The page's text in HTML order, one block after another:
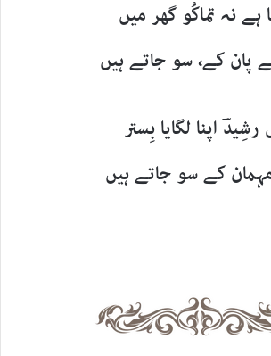
ہے نہ تماکُو گھر میں
پان کے، سو جاتے ہیں
اپنا لگایا بِستر
مہمان کے سو جاتے ہیں